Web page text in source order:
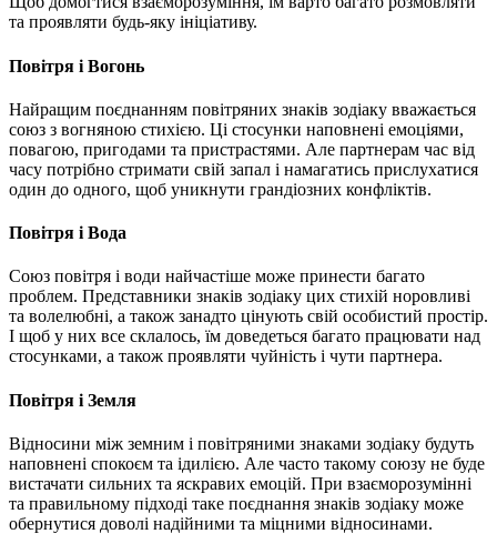
та проявляти будь-яку ініціативу.
Повітря і Вогонь
Найращим поєднанням повітряних знаків зодіаку вважається
союз з вогняною стихією. Ці стосунки наповнені емоціями,
повагою, пригодами та пристрастями. Але партнерам час від
часу потрібно стримати свій запал і намагатись прислухатися
один до одного, щоб уникнути грандіозних конфліктів.
Повітря і Вода
Союз повітря і води найчастіше може принести багато
проблем. Представники знаків зодіаку цих стихій норовливі
та волелюбні, а також занадто цінують свій особистий простір.
І щоб у них все склалось, їм доведеться багато працювати над
стосунками, а також проявляти чуйність і чути партнера.
Повітря і Земля
Відносини між земним і повітряними знаками зодіаку будуть
наповнені спокоєм та ідилією. Але часто такому союзу не буде
вистачати сильних та яскравих емоцій. При взаєморозумінні
та правильному підході таке поєднання знаків зодіаку може
обернутися доволі надійними та міцними відносинами.